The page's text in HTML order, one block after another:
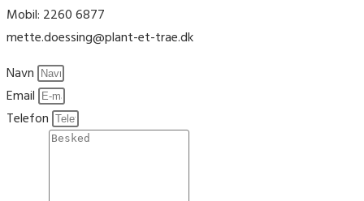
Mobil: 2260 6877
mette.doessing@plant-et-trae.dk
Navn
Email
Telefon